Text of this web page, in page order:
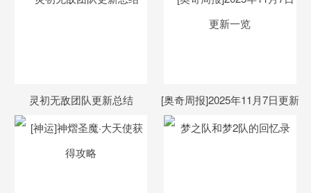
灵初无敌团队更新总结
[奥奇周报]2025年11月7日更新
一览